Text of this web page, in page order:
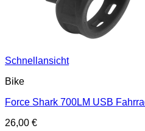
Schnellansicht
Bike
Force Shark 700LM USB
26,00 €